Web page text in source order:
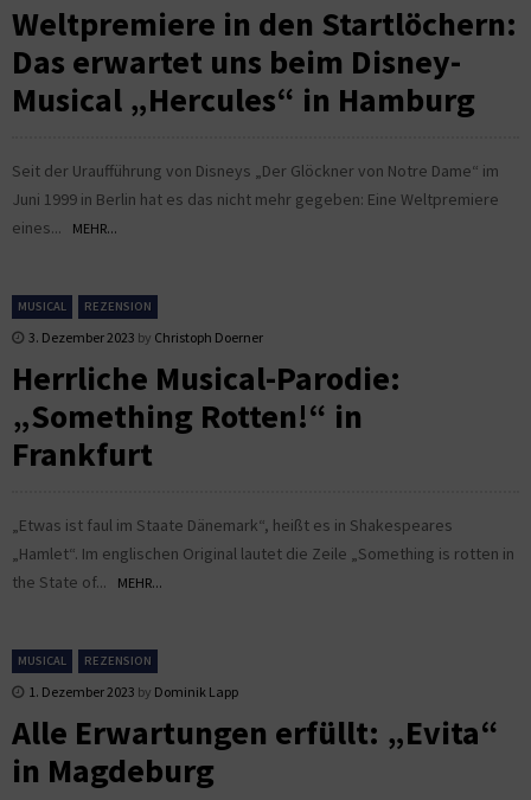
Weltpremiere in den Startlöchern:
Das erwartet uns beim Disney-
Musical „Hercules“ in Hamburg
Seit der Uraufführung von Disneys „Der Glöckner von Notre Dame“ im
Juni 1999 in Berlin hat es das nicht mehr gegeben: Eine Weltpremiere
eines...
MEHR...
MUSICAL REZENSION
3. Dezember 2023 by Christoph Doerner
Herrliche Musical-Parodie:
„Something Rotten!“ in
Frankfurt
„Etwas ist faul im Staate Dänemark“, heißt es in Shakespeares
„Hamlet“. Im englischen Original lautet die Zeile „Something is rotten in
the State of...
MEHR...
MUSICAL REZENSION
1. Dezember 2023 by Dominik Lapp
Alle Erwartungen erfüllt: „Evita“
in Magdeburg